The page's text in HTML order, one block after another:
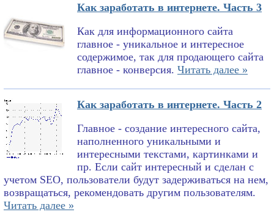
Как заработать в интернете. Часть 3
Как для информационного сайта
главное - уникальное и интересное
содержимое, так для продающего сайта
главное - конверсия. Читать далее »
Как заработать в интернете. Часть 2
Главное - создание интересного сайта,
наполненного уникальными и
интересными текстами, картинками и
пр. Если сайт интересный и сделан с
учетом SEO, пользователи будут задерживаться на нем,
возвращаться, рекомендовать другим пользователям.
Читать далее »